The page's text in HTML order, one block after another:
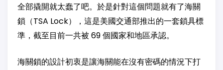
全部撬開就太蠢了吧。於是針對這個問題就有了海關
鎖（TSA Lock），這是美國交通部推出的一套鎖具標
準，截至目前一共被 69 個國家和地區承認。
海關鎖的設計初衷是讓海關能在沒有密碼的情況下打